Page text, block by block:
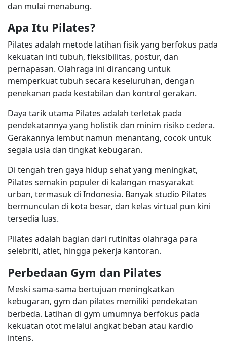
dan mulai menabung.
Apa Itu Pilates?
Pilates adalah metode latihan fisik yang berfokus pada
kekuatan inti tubuh, fleksibilitas, postur, dan
pernapasan. Olahraga ini dirancang untuk
memperkuat tubuh secara keseluruhan, dengan
penekanan pada kestabilan dan kontrol gerakan.
Daya tarik utama Pilates adalah terletak pada
pendekatannya yang holistik dan minim risiko cedera.
Gerakannya lembut namun menantang, cocok untuk
segala usia dan tingkat kebugaran.
Di tengah tren gaya hidup sehat yang meningkat,
Pilates semakin populer di kalangan masyarakat
urban, termasuk di Indonesia. Banyak studio Pilates
bermunculan di kota besar, dan kelas virtual pun kini
tersedia luas.
Pilates adalah bagian dari rutinitas olahraga para
selebriti, atlet, hingga pekerja kantoran.
Perbedaan Gym dan Pilates
Meski sama-sama bertujuan meningkatkan
kebugaran, gym dan pilates memiliki pendekatan
berbeda. Latihan di gym umumnya berfokus pada
kekuatan otot melalui angkat beban atau kardio
intens.